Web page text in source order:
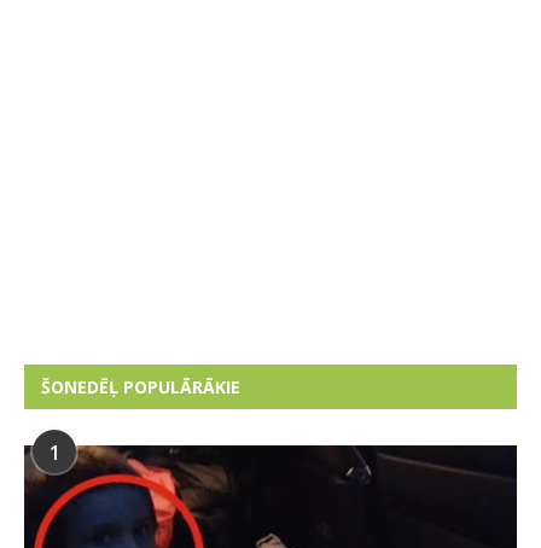
ŠONEDĒĻ POPULĀRĀKIE
1